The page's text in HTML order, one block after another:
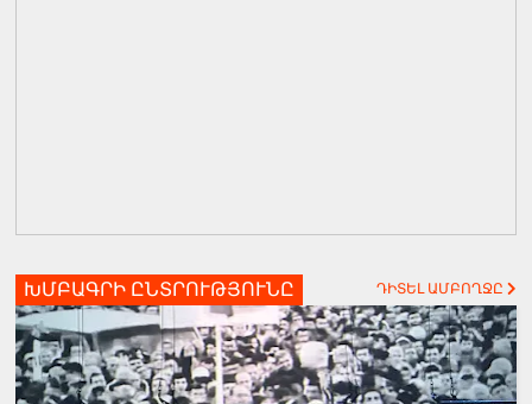
ԽՄԲԱԳՐԻ ԸՆՏՐՈՒԹՅՈՒՆԸ ԴԻՏԵԼ ԱՄԲՈՂՋԸ